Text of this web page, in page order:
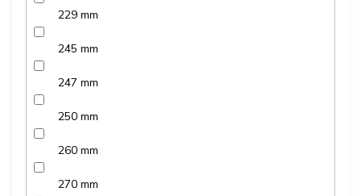
229 mm
245 mm
247 mm
250 mm
260 mm
270 mm